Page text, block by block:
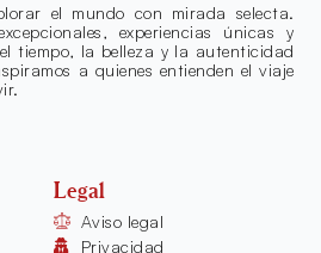
el mundo con mirada selecta.
experiencias únicas y
tiempo, la belleza y la autenticidad
a quienes entienden el viaje
Legal
Aviso legal
Privacidad